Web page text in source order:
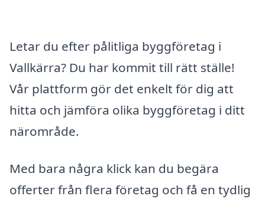
Letar du efter pålitliga byggföretag i
Vallkärra? Du har kommit till rätt ställe!
Vår plattform gör det enkelt för dig att
hitta och jämföra olika byggföretag i ditt
närområde.
Med bara några klick kan du begära
offerter från flera företag och få en tydlig